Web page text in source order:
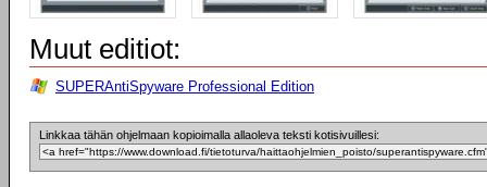
Muut editiot:
SUPERAntiSpyware Professional Edition
Linkkaa tähän ohjelmaan kopioimalla allaoleva teksti kotisivuillesi: